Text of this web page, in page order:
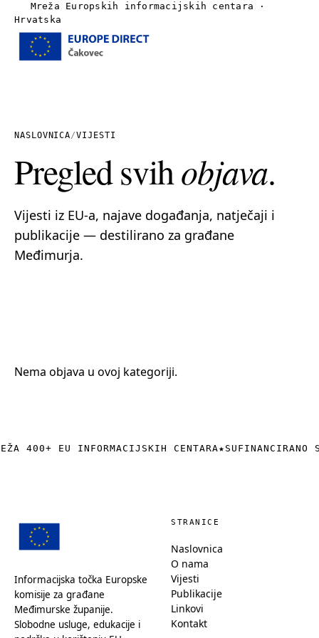
Mreža Europskih informacijskih centara ·
Hrvatska
Vijesti
Linkovi
NASLOVNICA/VIJESTI
Pregled svihobjava.
Vijesti iz EU-a, najave događanja, natječaji i
publikacije — destilirano za građane
Međimurja.
Nema objava u ovoj kategoriji.
400+ EU INFORMACIJSKIH CENTARA★ SUFINANCIRANO
Informacijska točka Europske
komisije za građane
Međimurske županije.
Slobodne usluge, edukacije i
STRANICE
Naslovnica
O nama
Vijesti
Publikacije
Linkovi
Kontakt